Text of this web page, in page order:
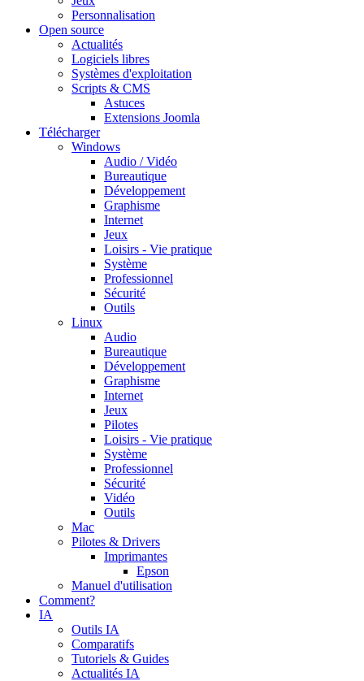
Personnalisation
Open source
Actualités
Logiciels libres
Systèmes d'exploitation
Scripts & CMS
Astuces
Extensions Joomla
Télécharger
Windows
Audio / Vidéo
Bureautique
Développement
Graphisme
Internet
Jeux
Loisirs - Vie pratique
Système
Professionnel
Sécurité
Outils
Linux
Audio
Bureautique
Développement
Graphisme
Internet
Jeux
Pilotes
Loisirs - Vie pratique
Système
Professionnel
Sécurité
Vidéo
Outils
Mac
Pilotes & Drivers
Imprimantes
Epson
Manuel d'utilisation
Comment?
IA
Outils IA
Comparatifs
Tutoriels & Guides
Actualités IA